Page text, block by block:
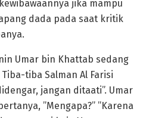
jika mampu
dada pada saat kritik
Umar bin Khattab sedang
tiba Salman Al Farisi
jangan ditaati”. Umar
”Mengapa?” ”Karena